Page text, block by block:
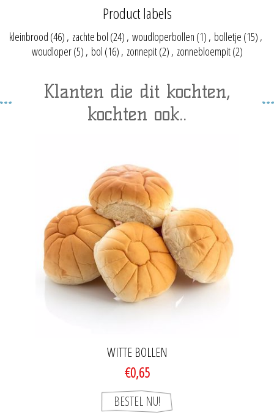
Product labels
kleinbrood (46) , zachte bol (24) , woudloperbollen (1) , bolletje (15) ,
woudloper(5) , bol (16) , zonnepit(2) , zonnebloempit(2)
Klanten die dit kochten,
kochten ook..
WITTE BOLLEN
€0,65